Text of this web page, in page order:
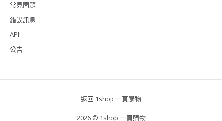
常見問題
錯誤訊息
API
公告
返回 1shop 一頁購物
2026 © 1shop 一頁購物